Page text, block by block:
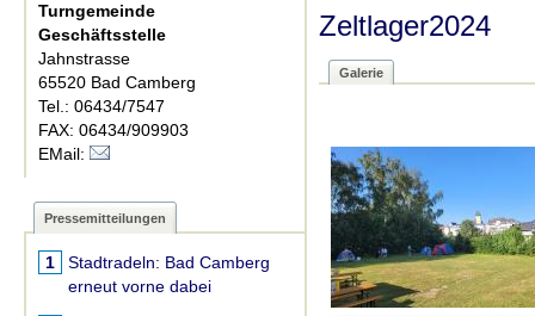
Turngemeinde
Geschäftsstelle
Jahnstrasse
65520 Bad Camberg
Tel.: 06434/7547
FAX: 06434/909903
EMail:
Pressemitteilungen
1 Stadtradeln: Bad Camberg
erneut vorne dabei
Zeltlager2024
Galerie